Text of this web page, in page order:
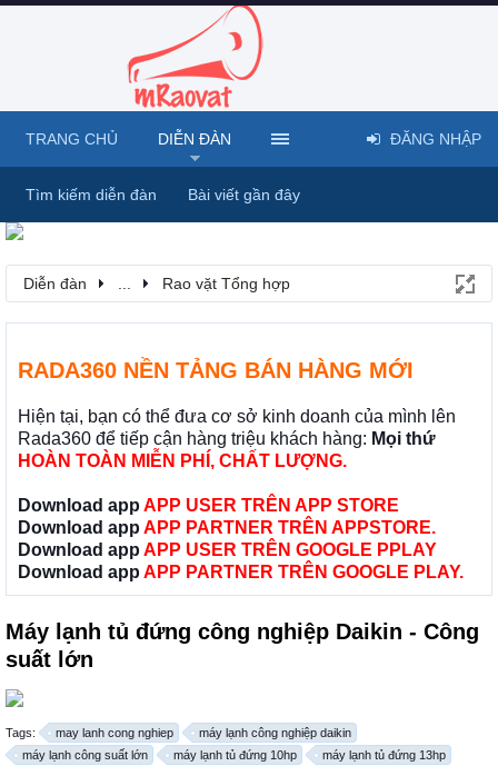
Diễn đàn Rao vặt Tổng hợp
RADA360 NỀN TẢNG BÁN HÀNG MỚI
Hiện tại, bạn có thể đưa cơ sở kinh doanh của mình lên
Rada360 để tiếp cận hàng triệu khách hàng: Mọi thứ
HOÀN TOÀN MIỄN PHÍ, CHẤT LƯỢNG.
Download app APP USER TRÊN APP STORE
Download app APP PARTNER TRÊN APPSTORE.
Download app APP USER TRÊN GOOGLE PPLAY
Download app APP PARTNER TRÊN GOOGLE PLAY.
Máy lạnh tủ đứng công nghiệp Daikin - Công
suất lớn
Tags: may lanh cong nghiep
máy lạnh công nghiệp daikin
máy lạnh công suất lớn
máy lạnh tủ đứng 10hp
máy lạnh tủ đứng 13hp
TRANG CHỦ DIỄN ĐÀN
Tìm kiếm diễn đàn Bài viết gần đây
ĐĂNG NHẬP